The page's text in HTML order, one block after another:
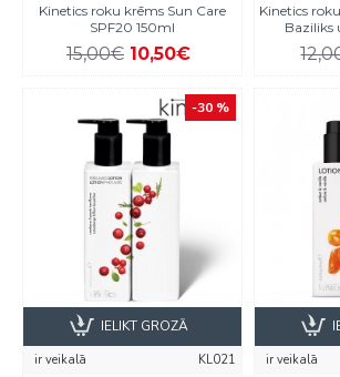
Kinetics roku krēms Sun Care
SPF20 150ml
15,00€ 10,50€
Kinetics
Baziliks
-30 %
ir veikalā
KL021
IELIKT GROZĀ
ir veikalā